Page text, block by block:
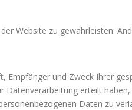
Website zu gewährleisten.
Empfänger und Zweck Ihrer
Datenverarbeitung erteilt
Daten zu